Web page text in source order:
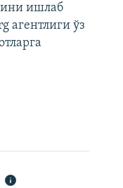
ишлаб
агентлиги ўз